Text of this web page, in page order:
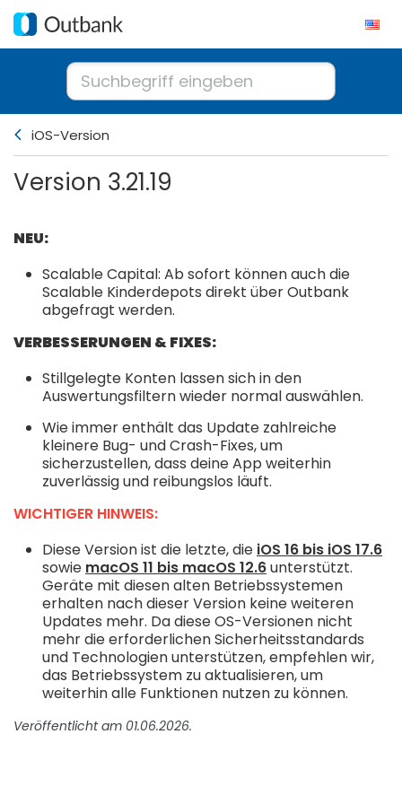
iOS-Version
Version 3.21.19
NEU:
Scalable Capital: Ab sofort können auch die
Scalable Kinderdepots direkt über Outbank
abgefragt werden.
VERBESSERUNGEN & FIXES:
Stillgelegte Konten lassen sich in den
Auswertungsfiltern wieder normal auswählen.
Wie immer enthält das Update zahlreiche
kleinere Bug- und Crash-Fixes, um
sicherzustellen, dass deine App weiterhin
zuverlässig und reibungslos läuft.
WICHTIGER HINWEIS:
Diese Version ist die letzte, die iOS 16 bis iOS 17.6
sowie macOS 11 bis macOS 12.6unterstützt.
Geräte mit diesen alten Betriebssystemen
erhalten nach dieser Version keine weiteren
Updates mehr. Da diese OS-Versionen nicht
mehr die erforderlichen Sicherheitsstandards
und Technologien unterstützen, empfehlen wir,
das Betriebssystem zu aktualisieren, um
weiterhin alle Funktionen nutzen zu können.
Veröffentlicht am 01.06.2026.